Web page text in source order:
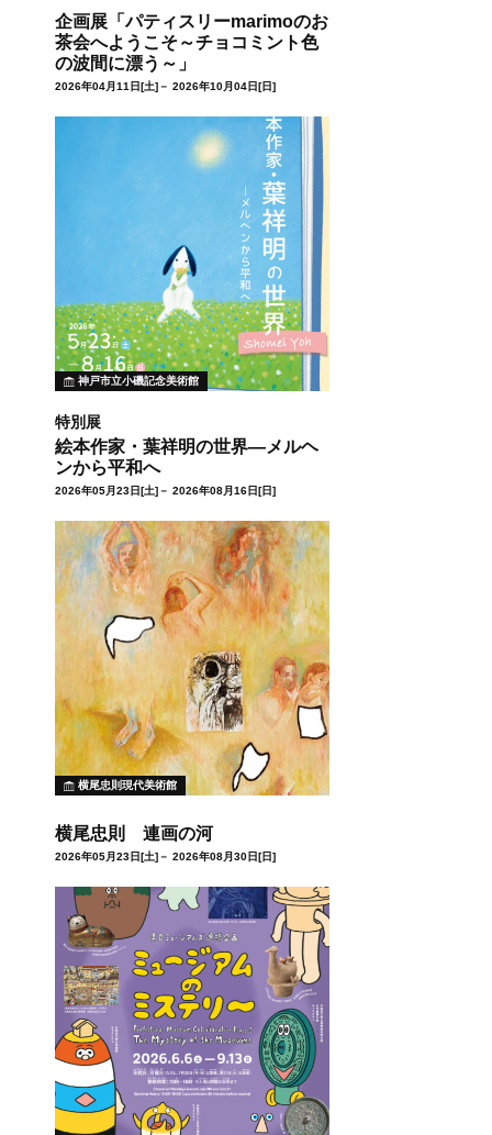
企画展「パティスリーmarimoのお
茶会へようこそ～チョコミント色
の波間に漂う～」
2026年04月11日[土]－ 2026年10月04日[日]
神戸市立小磯記念美術館
特別展
絵本作家・葉祥明の世界―メルヘ
ンから平和へ
2026年05月23日[土]－ 2026年08月16日[日]
横尾忠則現代美術館
横尾忠則 連画の河
2026年05月23日[土]－ 2026年08月30日[日]